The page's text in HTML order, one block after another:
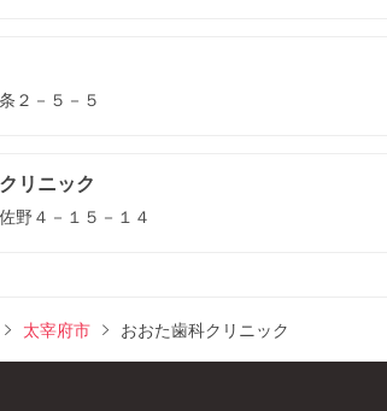
２－５－５
リニック
野４－１５－１４
太宰府市 おおた歯科クリニック